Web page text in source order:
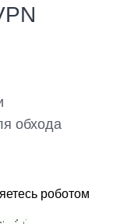
обхода
роботом